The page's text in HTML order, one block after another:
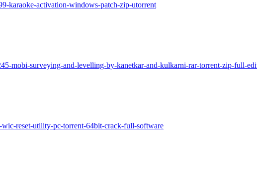
karaoke-activation-windows-patch-zip-utorrent
mobi-surveying-and-levelling-by-kanetkar-and-kulkarni-rar-torrent-zip-full-
wic-reset-utility-pc-torrent-64bit-crack-full-software